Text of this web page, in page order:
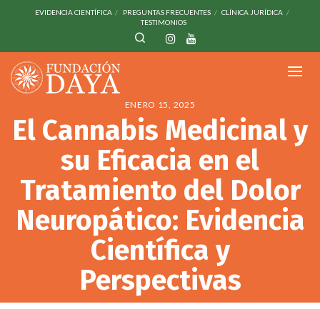
EVIDENCIA CIENTÍFICA PREGUNTAS FRECUENTES
CLÍNICA JURÍDICA
TESTIMONIOS
ENERO 15, 2025
El Cannabis Medicinal y
su Eficacia en el
Tratamiento del Dolor
Neuropático: Evidencia
Científica y
Perspectivas